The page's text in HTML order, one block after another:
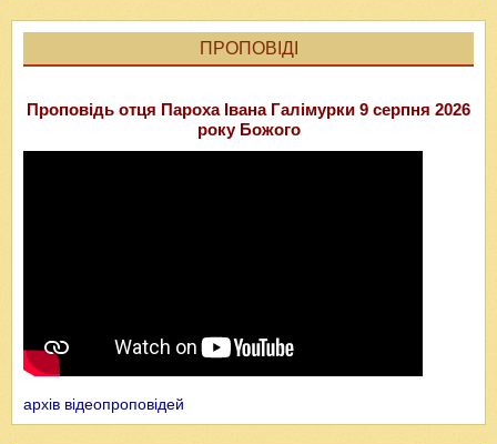
ПРОПОВІДІ
Проповідь отця Пароха Івана Галімурки 9 серпня 2026
року Божого
архів відеопроповідей